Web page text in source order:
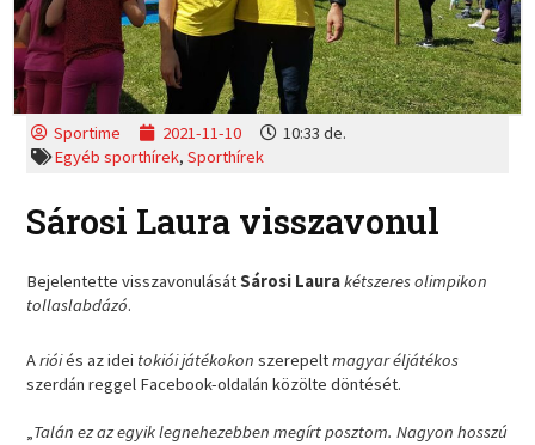
Sportime 2021-11-10
10:33 de.
Egyéb sporthírek,Sporthírek
Sárosi Laura visszavonul
Bejelentette visszavonulásátSárosi Laurakétszeres olimpikon
tollaslabdázó.
Arióiés az idei tokiói játékokon szerepeltmagyar éljátékos
szerdán reggel Facebook-oldalán közölte döntését.
„Talán ez az egyik legnehezebben megírt posztom. Nagyon hosszú